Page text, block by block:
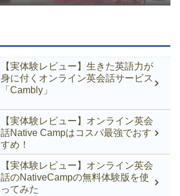
【実体験レビュー】生きた英語力が
身に付くオンライン英会話サービス
「Cambly」
【実体験レビュー】オンライン英会
話Native Campはコスパ最強でおす
すめ！
【実体験レビュー】オンライン英会
話のNativeCampの無料体験版を使
ってみた